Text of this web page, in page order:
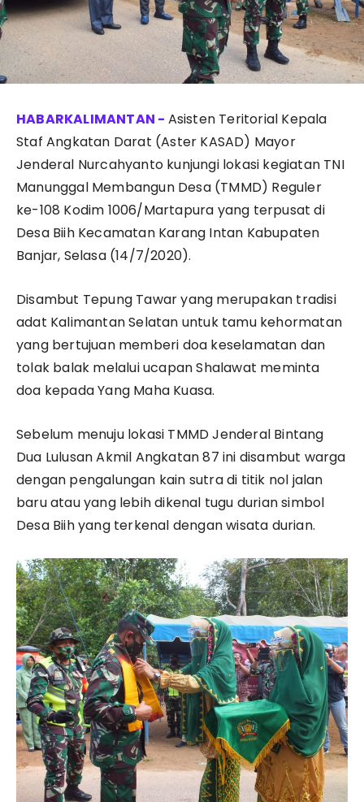
Asisten Teritorial Kepala
Staf Angkatan Darat (Aster KASAD) Mayor
Jenderal Nurcahyanto kunjungi lokasi kegiatan TNI
Manunggal Membangun Desa (TMMD) Reguler
ke-108 Kodim 1006/Martapura yang terpusat di
Desa Biih Kecamatan Karang Intan Kabupaten
Banjar, Selasa (14/7/2020).
Disambut Tepung Tawar yang merupakan tradisi
adat Kalimantan Selatan untuk tamu kehormatan
yang bertujuan memberi doa keselamatan dan
tolak balak melalui ucapan Shalawat meminta
doa kepada Yang Maha Kuasa.
Sebelum menuju lokasi TMMD Jenderal Bintang
Dua Lulusan Akmil Angkatan 87 ini disambut warga
dengan pengalungan kain sutra di titik nol jalan
baru atau yang lebih dikenal tugu durian simbol
Desa Biih yang terkenal dengan wisata durian.